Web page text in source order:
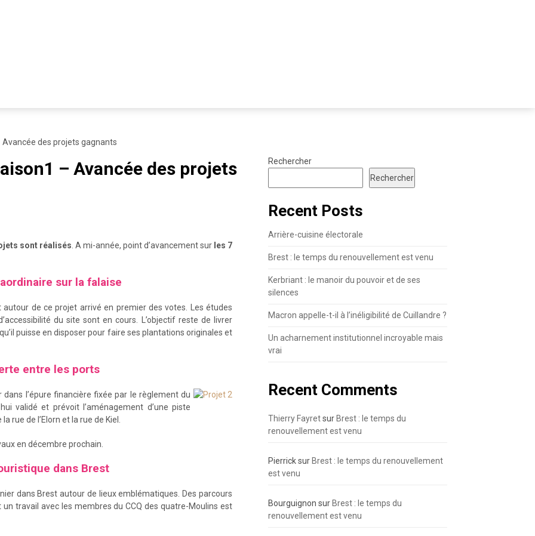
des projets gagnants
– Avancée des projets
sont réalisés . A mi-année, point d’avancement sur les 7
sur la falaise
de ce projet arrivé en premier des votes. Les études
du site sont en cours. L’objectif reste de livrer
puisse en disposer pour faire ses plantations originales et
entre les ports
l’épure financière fixée par le règlement du
validé et prévoit l’aménagement d’une piste
rue de l’Elorn et la rue de Kiel.
en décembre prochain.
dans Brest
dans Brest autour de lieux emblématiques. Des parcours
travail avec les membres du CCQ des quatre-Moulins est
Rechercher
Rechercher
Recent Posts
Arrière-cuisine électorale
Brest : le temps du renouvellement est venu
Kerbriant : le manoir du pouvoir et de ses
silences
Macron appelle-t-il à l’inéligibilité de Cuillandre ?
Un acharnement institutionnel incroyable mais
vrai
Recent Comments
Thierry Fayretsur Brest : le temps du
renouvellement est venu
Pierricksur Brest : le temps du renouvellement
est venu
Bourguignon sur Brest : le temps du
renouvellement est venu